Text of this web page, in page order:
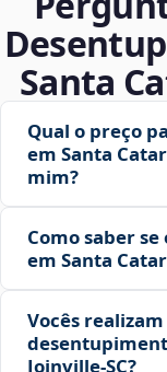
Santa
Qual o preço
em Santa
mim?
Como saber
em Santa
Vocês
Joinville‑SC?